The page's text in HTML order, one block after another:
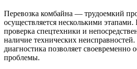
Перевозка комбайна — трудоемкий
осуществляется несколькими
проверка спецтехники и
наличие технических
диагностика позволяет своевременно
проблемы.